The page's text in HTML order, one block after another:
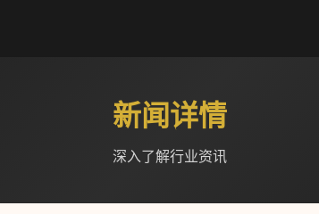
新闻详情
深入了解行业资讯